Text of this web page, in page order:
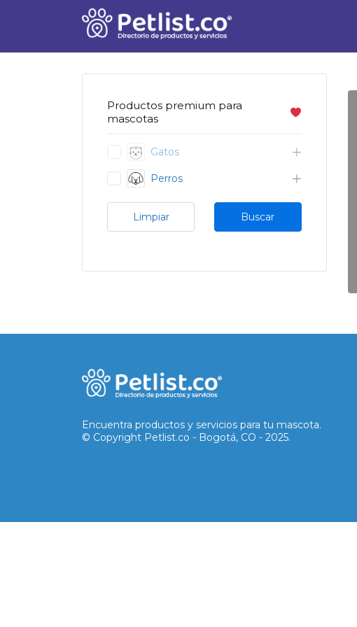
Buscar
por:
Productos premium para
mascotas
Gatos
Perros
Buscar
Limpiar
Encuentra productos y servicios para tu mascota.
© Copyright Petlist.co - Bogotá, CO - 2025.